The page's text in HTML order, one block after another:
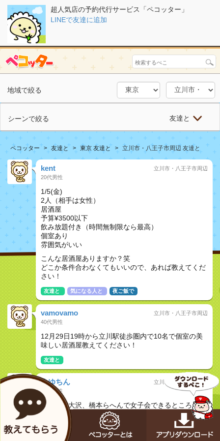
超人気店の予約代行サービス「ペコッター」
LINEで友達に追加
地域で絞る
シーンで絞る 友達と
ペコッター 友達と 東京 友達と 立川市・八王子市周辺 友達と
kent
20代男性
立川市・八王子市周辺
1/5(金)
2人（相手は女性）
居酒屋
予算¥3500以下
飲み放題付き（時間無制限なら最高）
個室あり
雰囲気がいい
こんな居酒屋ありますか？笑
どこか条件合わなくてもいいので、あれば教えてくだ
さい！
友達と 気になる人と 夜ご飯で
vamovamo
40代男性
立川市・八王子市周辺
12月29日19時から立川駅徒歩圏内で10名で個室の美
味しい居酒屋教えてください！
友達と
まゆちん
20代女性
立川市・八王子市周辺
永山、南大沢、橋本らへんで女子会できるところ！
洋食がいいな！
友達と 女子会 夜ご飯で